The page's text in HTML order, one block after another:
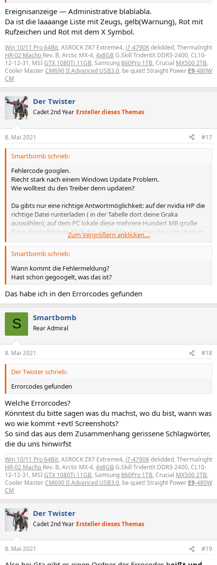
Ereignisanzeige — Administrative blablabla.
Da ist die laaaange Liste mit Zeugs, gelb(Warnung), Rot mit
Rufzeichen und Rot mit dem X Symbol.
Win 10/11 Pro 64Bit, ASROCK Z87 Extreme4, i7-4790Kdelidded, Thermalright
HR-02 Macho Rev. B, Arctic MX-4, 4x8GB G.Skill TridentX DDR3-2400, CL10-
12-12-31, MSIGTX 1080Ti 11GB, Samsung860Pro 1TB, Crucial MX500 2TB,
Cooler MasterCM690 II Advanced USB3.0, be quiet! Straight Power E9-480W
CM
Der Twister
Cadet 2nd Year Ersteller dieses Themas
8. Mai 2021 #17
Smartbomb schrieb:
Fehlercode googlen.
Riecht stark nach einem Windows Update Problem.
Wie wolltest du den Treiber denn updaten?
Da gibts nur eine richtige Antwortmöglichkeit: auf der nvidia HP die
richtige Datei runterladen ( in der Tabelle dort deine Graka
auswählen), auf dem PC lokale diese mehrere Hundert MB große
Datei doppelklicken, NUR das auswählen was man braucht (Treiber,
PhysX Software, evtl noch denn hdmi audiotreiber),
kann man den ganzen Dreck abwählen bei den installern.
Ist von dem Müll bereits was drauf, 3D Vision, GF Experiance etc —>
vor dem Treiberupdate deinstallieren!
Bei der Treiberinstallation den Haken nicht vergessen bei
"Neuinstallation".
Also den neuen Treiber nicht über gf experiance, cloud, Windows
oder nen anderen Dienst installieren lassen, sondern ganz
oldschool.
Da passt immer alles und kann nix passieren.
Welcher Treiber ist denn bei dir drauf?
Gibts im Taskmanager noch gelbe Fragezeichen?
Warum versteifst du dich auf den Treiber, wenn du noch nichtmal
Was ist nun mit der Ereignisanzeige?
Ansonsten ist das nur Raterei
Zum Vergrößern anklicken....
Smartbomb schrieb:
Wann kommt die Fehlermeldung?
Hast schon gegoogelt, was das ist?
Das habe ich in den Errorcodes gefunden
S Smartbomb
Rear Admiral
8. Mai 2021 #18
Der Twister schrieb:
Errorcodes gefunden
Welche Errorcodes?
Könntest du bitte sagen was du machst, wo du bist, wann was
wo wie kommt +evtl Screenshots?
So sind das aus dem Zusammenhang gerissene Schlagwörter,
die du uns hinwirfst
Win 10/11 Pro 64Bit, ASROCK Z87 Extreme4, i7-4790Kdelidded, Thermalright
HR-02 Macho Rev. B, Arctic MX-4, 4x8GB G.Skill TridentX DDR3-2400, CL10-
12-12-31, MSIGTX 1080Ti 11GB, Samsung860Pro 1TB, Crucial MX500 2TB,
Cooler MasterCM690 II Advanced USB3.0, be quiet! Straight Power E9-480W
CM
Der Twister
Cadet 2nd Year Ersteller dieses Themas
8. Mai 2021 #19